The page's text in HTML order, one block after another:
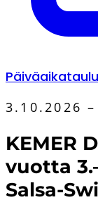
Päiväaikataulu
3.10.2026
KEMER
vuotta
Salsa-